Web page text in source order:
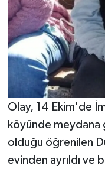
Olay, 14 Ekim'de
köyünde meydana
olduğu öğrenilen
evinden ayrıldı ve